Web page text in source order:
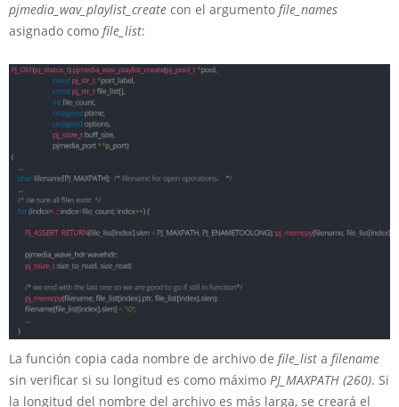
pjmedia_wav_playlist_create con el argumento file_names
asignado como file_list:
La función copia cada nombre de archivo de file_list a filename
sin verificar si su longitud es como máximo PJ_MAXPATH (260). Si
la longitud del nombre del archivo es más larga, se creará el